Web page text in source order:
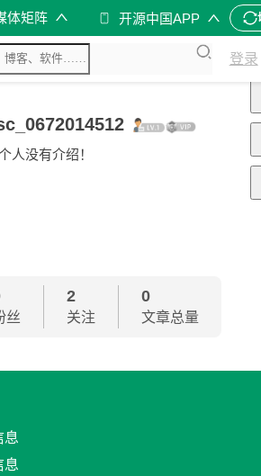
体矩阵 开源中国APP
登录
人没有介绍！
丝
2
关注
0
文章总量
息
息